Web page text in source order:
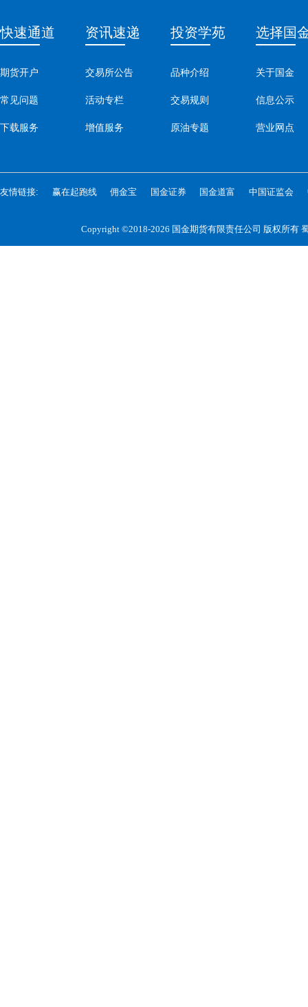
快速通道
期货开户
常见问题
下载服务
资讯速递
交易所公告
活动专栏
增值服务
投资学苑
品种介绍
交易规则
原油专题
选择国
关于国金
信息公示
营业网点
友情链接: 赢在起跑线 佣金宝 国金证券 国金道富 中国证监会
Copyright ©2018-2026 国金期货有限责任公司 版权所有